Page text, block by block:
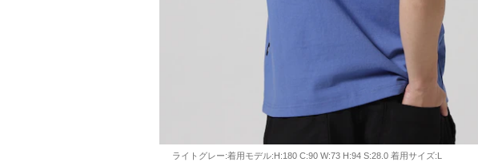
ライトグレー:着用モデル:H:180 C:90 W:73 H:94 S:28.0 着用サイズ:L